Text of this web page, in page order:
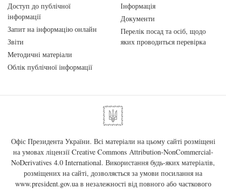
Доступ до публічної
інформації
Запит на інформацію онлайн
Звіти
Методичні матеріали
Облік публічної інформації
Інформація
Документи
Перелік посад та осіб, щодо
яких проводиться перевірка
Офіс Президента України. Всі матеріали на цьому сайті розміщені
на умовах ліцензії Creative Commons Attribution-NonCommercial-
NoDerivatives 4.0 International. Використання будь-яких матеріалів,
розміщених на сайті, дозволяється за умови посилання на
www.president.gov.uaв незалежності від повного або часткового